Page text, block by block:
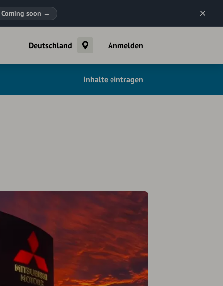
Coming soon →
Deutschland Anmelden
Inhalte eintragen